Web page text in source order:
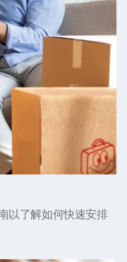
以了解如何快速安排